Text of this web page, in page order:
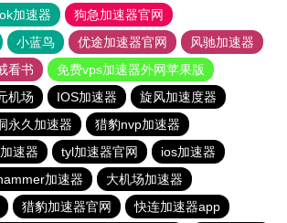
加速器
狗急加速器官网
小蓝鸟 优途加速器官网
风驰加速器
看书
免费vps加速器外网苹果版
机场 IOS加速器
旋风加速度器
永久加速器
猎豹nvp加速器
速器 tyl加速器官网
ios加速器
加速器
大机场加速器
猎豹加速器官网
快连加速器app